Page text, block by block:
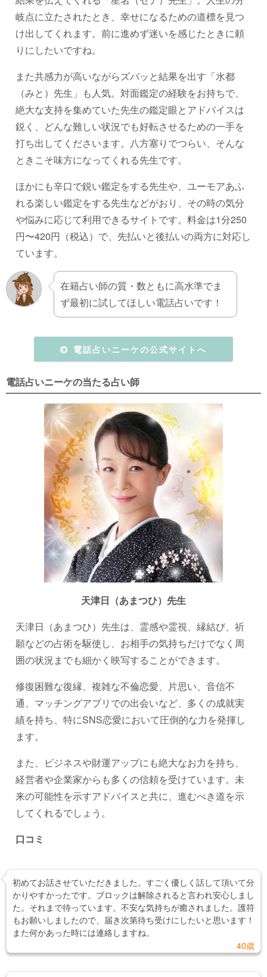
岐点に立たされたとき、幸せになるための道標を見つ
け出してくれます。前に進めず迷いを感じたときに頼
りにしたいですね。
また共感力が高いながらズバッと結果を出す「水都
（みと）先生」も人気。対面鑑定の経験をお持ちで、
絶大な支持を集めていた先生の鑑定眼とアドバイスは
鋭く、どんな難しい状況でも好転させるための一手を
打ち出してくださいます。八方塞りでつらい、そんな
ときこそ味方になってくれる先生です。
ほかにも辛口で鋭い鑑定をする先生や、ユーモアあふ
れる楽しい鑑定をする先生などがおり、その時の気分
や悩みに応じて利用できるサイトです。料金は1分250
円〜420円（税込）で、先払いと後払いの両方に対応し
ています。
在籍占い師の質・数ともに高水準でま
ず最初に試してほしい電話占いです！
電話占いニーケの公式サイトへ
電話占いニーケの当たる占い師
天津日（あまつひ）先生
天津日（あまつひ）先生は、霊感や霊視、縁結び、祈
願などの占術を駆使し、お相手の気持ちだけでなく周
囲の状況までも細かく映写することができます。
修復困難な復縁、複雑な不倫恋愛、片思い、音信不
通、マッチングアプリでの出会いなど、多くの成就実
績を持ち、特にSNS恋愛において圧倒的な力を発揮し
ます。
また、ビジネスや財運アップにも絶大なお力を持ち、
経営者や企業家からも多くの信頼を受けています。未
来の可能性を示すアドバイスと共に、進むべき道を示
してくれるでしょう。
口コミ
初めてお話させていただきました。すごく優しく話して頂いて分
かりやすかったです。ブロックは解除されると言われ安心しまし
た。それまで待っています。不安な気持ちが癒されました。護符
もお願いしましたので、届き次第待ち受けにしたいと思います！
また何かあった時には連絡しますね。
40歳